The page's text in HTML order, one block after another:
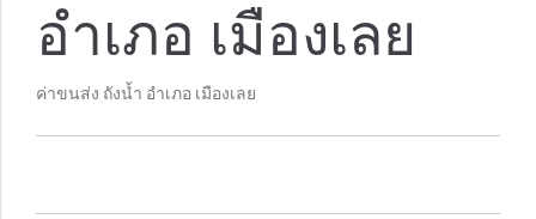
อำเภอ เมืองเลย
ค่าขนส่ง ถังน้ำ อำเภอ เมืองเลย